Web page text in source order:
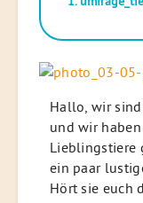
Hallo, wir sind
und wir
Lieblingstiere
ein paar
Hört sie euch